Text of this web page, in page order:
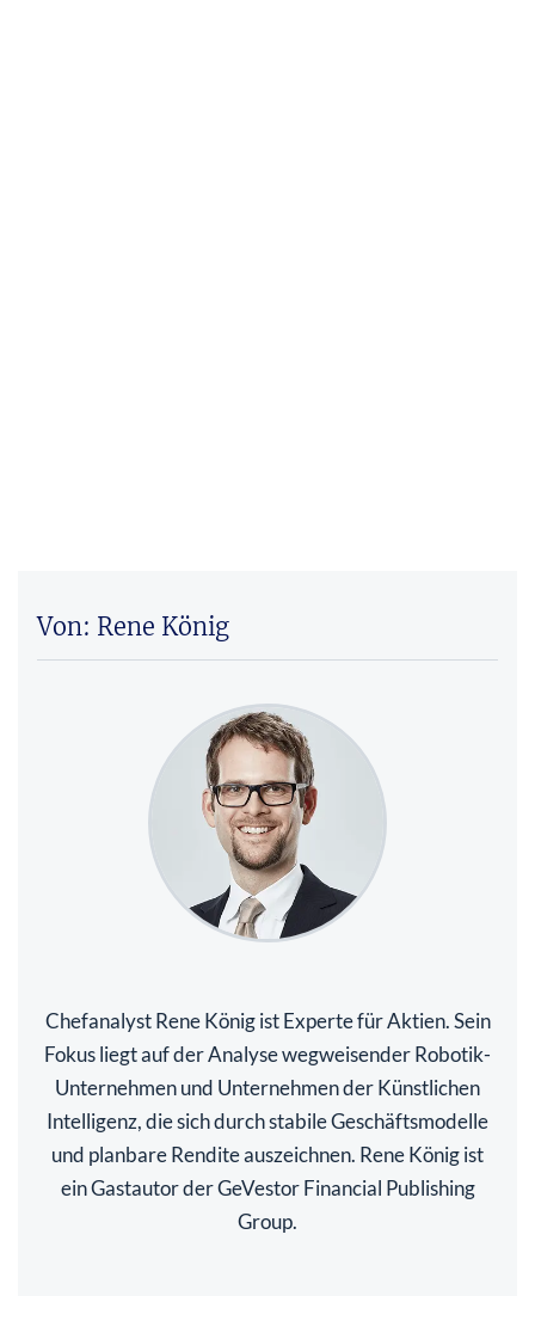
Von: Rene König
Chefanalyst Rene König ist Experte für Aktien. Sein
Fokus liegt auf der Analyse wegweisender Robotik-
Unternehmen und Unternehmen der Künstlichen
Intelligenz, die sich durch stabile Geschäftsmodelle
und planbare Rendite auszeichnen. Rene König ist
ein Gastautor der GeVestor Financial Publishing
Group.